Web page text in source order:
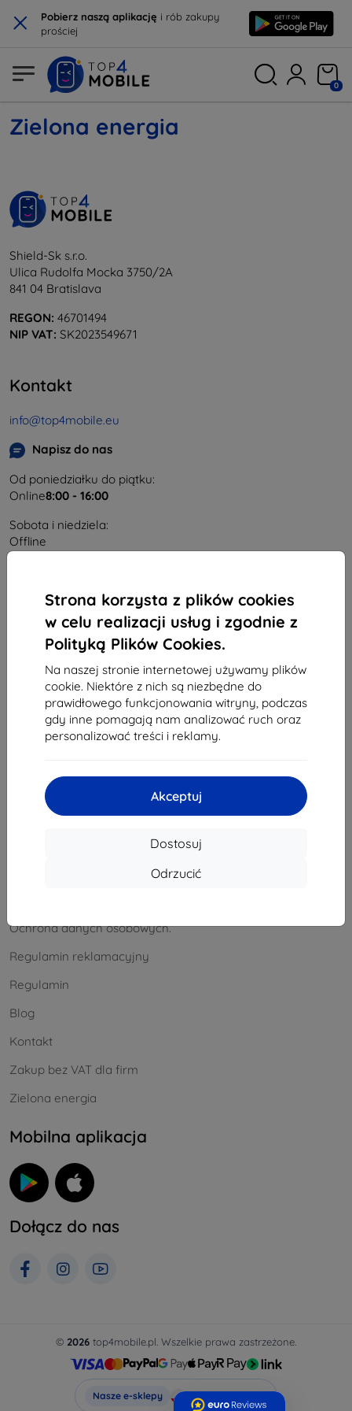
× Pobierz naszą aplikację i rób zakupy
prościej
Strona korzysta z plików cookies
w celu realizacji usług i zgodnie z
Polityką Plików Cookies.
Na naszej stronie internetowej używamy plików
cookie. Niektóre z nich są niezbędne do
prawidłowego funkcjonowania witryny, podczas
gdy inne pomagają nam analizować ruch oraz
personalizować treści i reklamy.
Akceptuj
Dostosuj
Odrzucić
0
Zielona energia
Shield-Sk s.r.o.
Ulica Rudolfa Mocka 3750/2A
841 04 Bratislava
REGON: 46701494
NIP VAT: SK2023549671
Kontakt
info@top4mobile.eu
Napisz do nas
Od poniedziałku do piątku:
Online8:00 - 16:00
Sobota i niedziela:
Offline
Zakupy
Dostawa i płatność
Cashback
Zwrot towaru
Roszczenie
Hurtowy
Ochrona danych osobowych.
Regulamin reklamacyjny
Regulamin
Blog
Kontakt
Zakup bez VAT dla firm
Zielona energia
Mobilna aplikacja
Dołącz do nas
© 2026 top4mobile.pl. Wszelkie prawa zastrzeżone.
Nasze e-sklepy Top4Mobile.pl